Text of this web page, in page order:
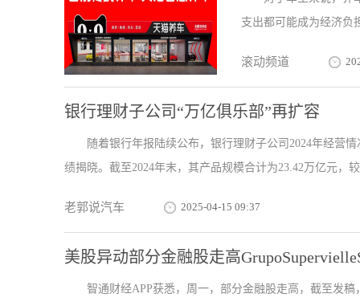
支出都可能成为经济负
滚动频道
银行理财子公司“万亿俱乐部”再扩容
随着银行年报陆续公布，银行理财子公司2024年经营
绩揭晓。截至2024年末，其产品规模合计为23.42万亿元，
老郭说汽车 2025-04-15 09:37
美股异动部分金融股走高
智通财经APP获悉，周一，部分金融股走高，截至发稿